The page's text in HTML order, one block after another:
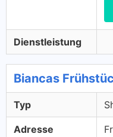
Dienstleistung
Biancas
Typ
Adresse